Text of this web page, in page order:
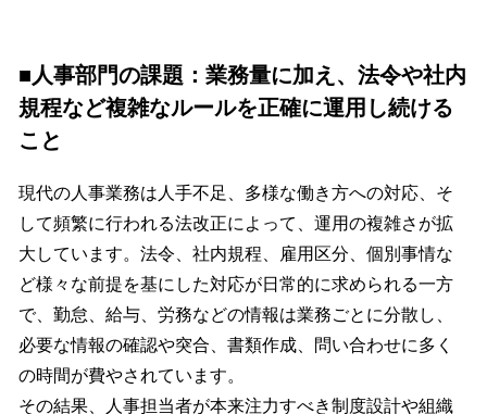
■人事部門の課題：業務量に加え、法令や社内
規程など複雑なルールを正確に運用し続ける
こと
現代の人事業務は人手不足、多様な働き方への対応、そ
して頻繁に行われる法改正によって、運用の複雑さが拡
大しています。法令、社内規程、雇用区分、個別事情な
ど様々な前提を基にした対応が日常的に求められる一方
で、勤怠、給与、労務などの情報は業務ごとに分散し、
必要な情報の確認や突合、書類作成、問い合わせに多く
の時間が費やされています。
その結果、人事担当者が本来注力すべき制度設計や組織